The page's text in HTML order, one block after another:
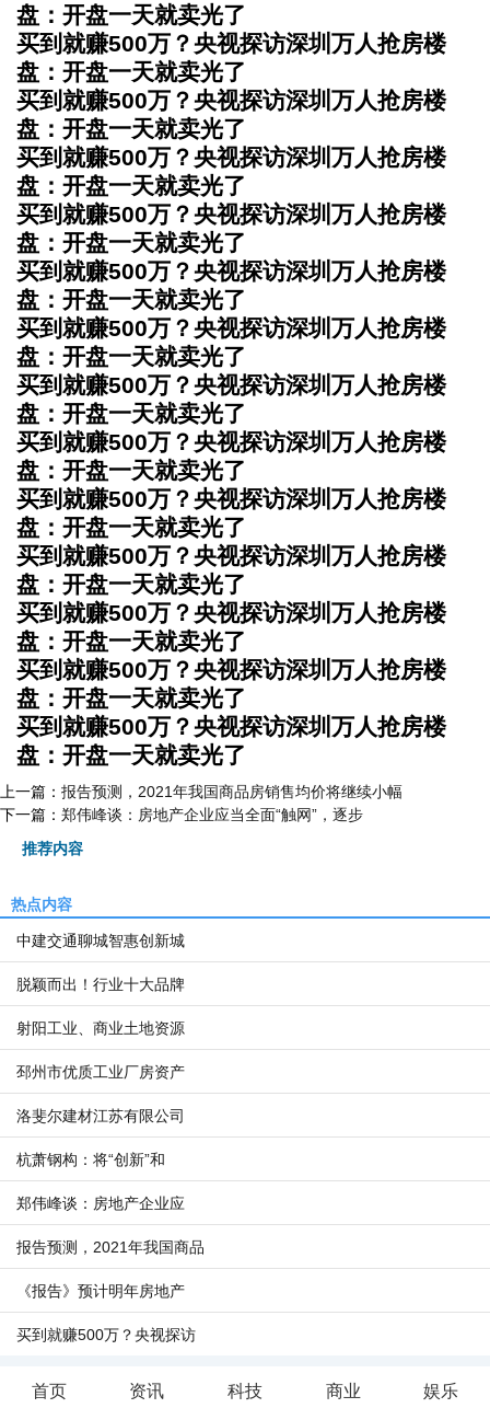
盘：开盘一天就卖光了
买到就赚500万？央视探访深圳万人抢房楼
盘：开盘一天就卖光了
买到就赚500万？央视探访深圳万人抢房楼
盘：开盘一天就卖光了
买到就赚500万？央视探访深圳万人抢房楼
盘：开盘一天就卖光了
买到就赚500万？央视探访深圳万人抢房楼
盘：开盘一天就卖光了
买到就赚500万？央视探访深圳万人抢房楼
盘：开盘一天就卖光了
买到就赚500万？央视探访深圳万人抢房楼
盘：开盘一天就卖光了
买到就赚500万？央视探访深圳万人抢房楼
盘：开盘一天就卖光了
买到就赚500万？央视探访深圳万人抢房楼
盘：开盘一天就卖光了
买到就赚500万？央视探访深圳万人抢房楼
盘：开盘一天就卖光了
买到就赚500万？央视探访深圳万人抢房楼
盘：开盘一天就卖光了
买到就赚500万？央视探访深圳万人抢房楼
盘：开盘一天就卖光了
买到就赚500万？央视探访深圳万人抢房楼
盘：开盘一天就卖光了
买到就赚500万？央视探访深圳万人抢房楼
盘：开盘一天就卖光了
上一篇： 报告预测，2021年我国商品房销售均价将继续小幅
下一篇： 郑伟峰谈：房地产企业应当全面“触网”，逐步
推荐内容
热点内容
中建交通聊城智惠创新城
脱颖而出！行业十大品牌
射阳工业、商业土地资源
邳州市优质工业厂房资产
洛斐尔建材江苏有限公司
杭萧钢构：将“创新”和
郑伟峰谈：房地产企业应
报告预测，2021年我国商品
《报告》预计明年房地产
买到就赚500万？央视探访
首页 资讯 科技 商业 娱乐